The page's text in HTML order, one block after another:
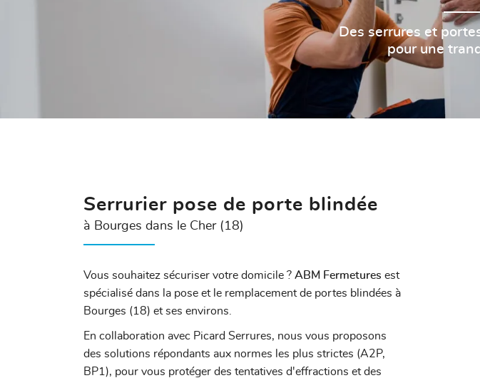
En cochant cette case, vous consentez à recevoir nos propositions commerciales à
l'adresse email indiqué ci-dessus. Vous pouvez vous désinscrire à tout moment en
Des serrures et
pour une
Serrurier pose de porte blindée
à Bourges dans le Cher (18)
Vous souhaitez sécuriser votre domicile ? ABM Fermetures est
spécialisé dans la pose et le remplacement de portes blindées à
Bourges (18) et ses environs.
En collaboration avec Picard Serrures, nous vous proposons
des solutions répondants aux normes les plus strictes (A2P,
BP1), pour vous protéger des tentatives d'effractions et des